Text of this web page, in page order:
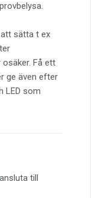
att sätta t ex
Få ett
ge även efter
LED som
ansluta till